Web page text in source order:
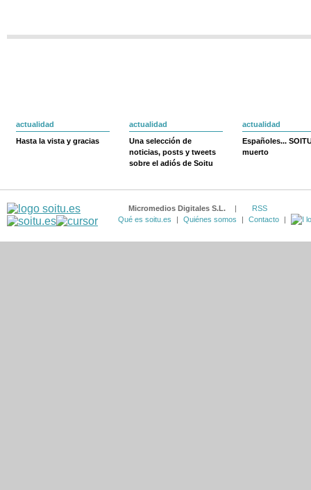
actualidad
Hasta la vista y gracias
actualidad
Una selección de
noticias, posts y tweets
sobre el adiós de Soitu
actualidad
Españoles...
muerto
Micromedios Digitales S.L. |
RSS
Qué es soitu.es
| Quiénes somos | Contacto |